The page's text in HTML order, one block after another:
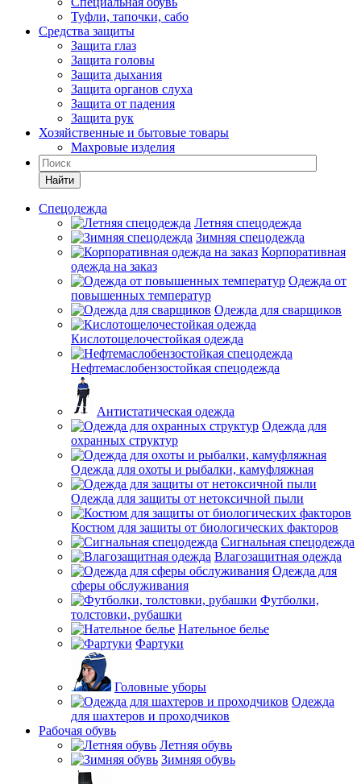
Туфли, тапочки, сабо
Средства защиты
Защита глаз
Защита головы
Защита дыхания
Защита органов слуха
Защита от падения
Защита рук
Хозяйственные и бытовые товары
Махровые изделия
Найти
Спецодежда
Летняя спецодежда
Зимняя спецодежда
Корпоративная
одежда на заказ
Одежда от
повышенных температур
Одежда для сварщиков
Кислотощелочестойкая одежда
Нефтемаслобензостойкая спецодежда
Антистатическая одежда
Одежда для
охранных структур
Одежда для охоты и рыбалки, камуфляжная
Одежда для защиты от нетоксичной пыли
Костюм для защиты от биологических факторов
Сигнальная спецодежда
Влагозащитная одежда
Одежда для
сферы обслуживания
Футболки,
толстовки, рубашки
Нательное белье
Фартуки
Головные уборы
Одежда
для шахтеров и проходчиков
Рабочая обувь
Летняя обувь
Зимняя обувь